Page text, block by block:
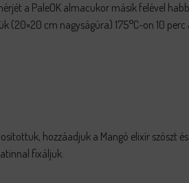
a PaleOK almacukor másik felével
(20×20 cm nagyságúra) 175°C-on 10
hozzáadjuk a Mangó elixír szószt
fixáljuk.